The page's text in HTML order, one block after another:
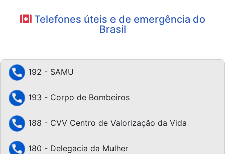
Telefones úteis e de emergência do
Brasil
192 - SAMU
193 - Corpo de Bombeiros
188 - CVV Centro de Valorização da Vida
180 - Delegacia da Mulher